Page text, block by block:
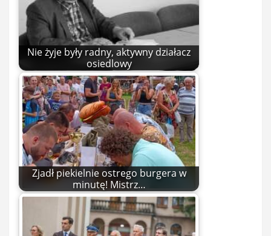
Nie żyje były radny, aktywny działacz
osiedlowy
Zjadł piekielnie ostrego burgera w
minutę! Mistrz…